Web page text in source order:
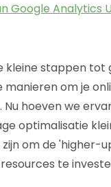
Google Analytics
kleine stappen
manieren om je
Nu hoeven we
optimalisatie
zijn om de
te